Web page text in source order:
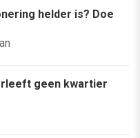
helder is? Doe
geen kwartier